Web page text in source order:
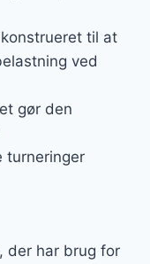
til at
ved
gør den
turneringer
der har brug for